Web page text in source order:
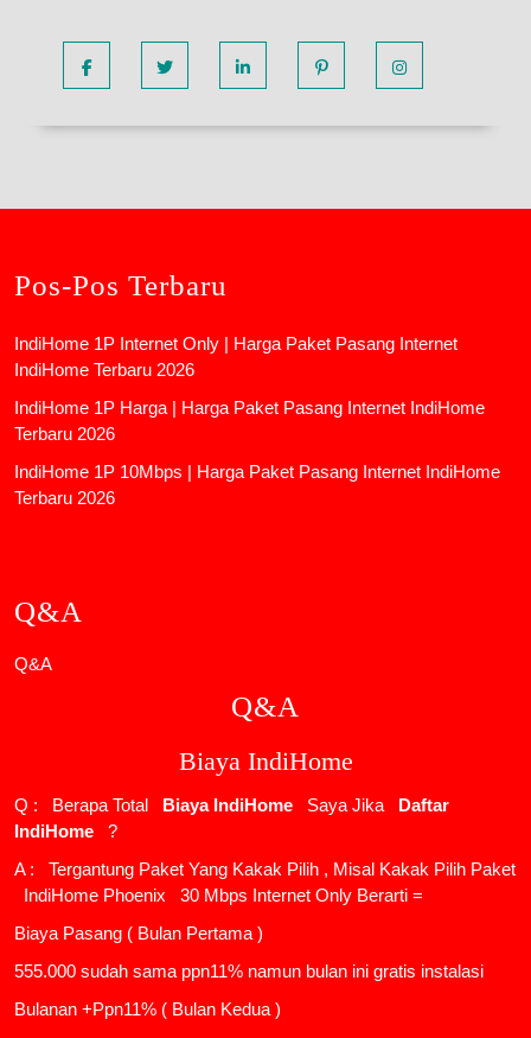
Pos-Pos Terbaru
IndiHome 1P Internet Only | Harga Paket Pasang Internet
IndiHome Terbaru 2026
IndiHome 1P Harga | Harga Paket Pasang Internet IndiHome
Terbaru 2026
IndiHome 1P 10Mbps | Harga Paket Pasang Internet IndiHome
Terbaru 2026
Q&A
Q&A
Q&A
Biaya IndiHome
Q : Berapa Total Biaya IndiHome Saya Jika
Daftar
IndiHome
?
A : Tergantung Paket Yang Kakak Pilih , Misal Kakak Pilih Paket
IndiHome Phoenix
30 Mbps Internet Only Berarti =
Biaya Pasang ( Bulan Pertama )
555.000 sudah sama ppn11% namun bulan ini gratis instalasi
Bulanan +Ppn11% ( Bulan Kedua )